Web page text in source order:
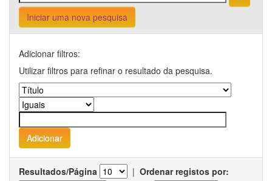
Iniciar uma nova pesquisa
Adicionar filtros:
Utilizar filtros para refinar o resultado da pesquisa.
Resultados/Página | Ordenar registos por: